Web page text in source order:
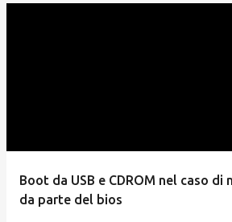
Boot da USB e CDROM nel caso
da parte del bios